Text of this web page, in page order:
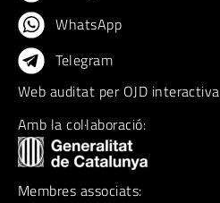
WhatsApp
Telegram
Web auditat per OJD interactiva
Amb la col·laboració:
Membres associats: